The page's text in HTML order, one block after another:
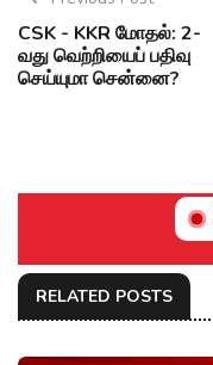
CSK - KKR மோதல்: 2-
வது வெற்றியைப் பதிவு
செய்யுமா சென்னை?
RELATED POSTS